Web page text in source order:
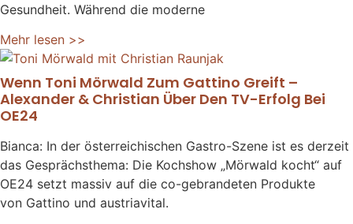
Gesundheit. Während die moderne
Mehr lesen >>
Wenn Toni Mörwald Zum Gattino Greift –
Alexander & Christian Über Den TV-Erfolg Bei
OE24
Bianca: In der österreichischen Gastro-Szene ist es derzeit
das Gesprächsthema: Die Kochshow „Mörwald kocht“ auf
OE24 setzt massiv auf die co-gebrandeten Produkte
von Gattino und austriavital.